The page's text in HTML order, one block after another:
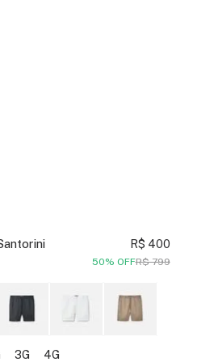
R$ 400
50% OFFR$ 799
3G 4G